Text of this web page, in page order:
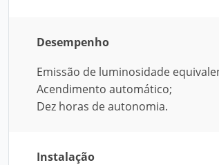
Desempenho
Emissão de luminosidade
Acendimento automático;
Dez horas de autonomia.
Instalação